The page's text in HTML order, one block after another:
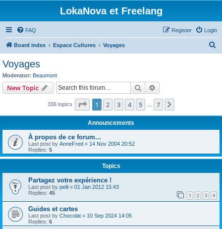
LokaNova et Freelang
FAQ Login
Register
Board index Espace Cultures Voyages
Voyages
Moderator: Beaumont
New Topic Search
336 topics Page 1of 7
1 2 3 4 5 7
Announcements
À propos de ce forum...
Last post by AnneFred « 14 Nov 2004 20:52
Replies: 5
Topics
Partagez votre expérience !
Last post by peili « 01 Jan 2012 15:43
Replies: 45 1 2 3 4
Guides et cartes
Last post by Chocolat « 10 Sep 2024 14:05
Replies: 6